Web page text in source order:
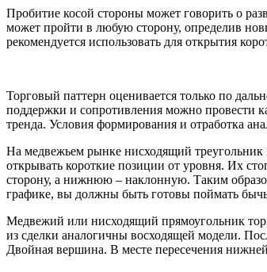
Пробитие косой стороны может говорить о
может пройти в любую сторону, определив
рекомендуется использовать для открытия
Торговый паттерн оценивается только по
поддержки и сопротивления можно провести
тренда. Условия формирования и отработка
На медвежьем рынке нисходящий
открывать короткие позиции от уровня. Их
сторону, а нижнюю – наклонную. Таким
графике, вы должны быть готовы поймать
Медвежий или нисходящий прямоугольник
из сделки аналогичны восходящей модели.
Двойная вершина. В месте пересечения